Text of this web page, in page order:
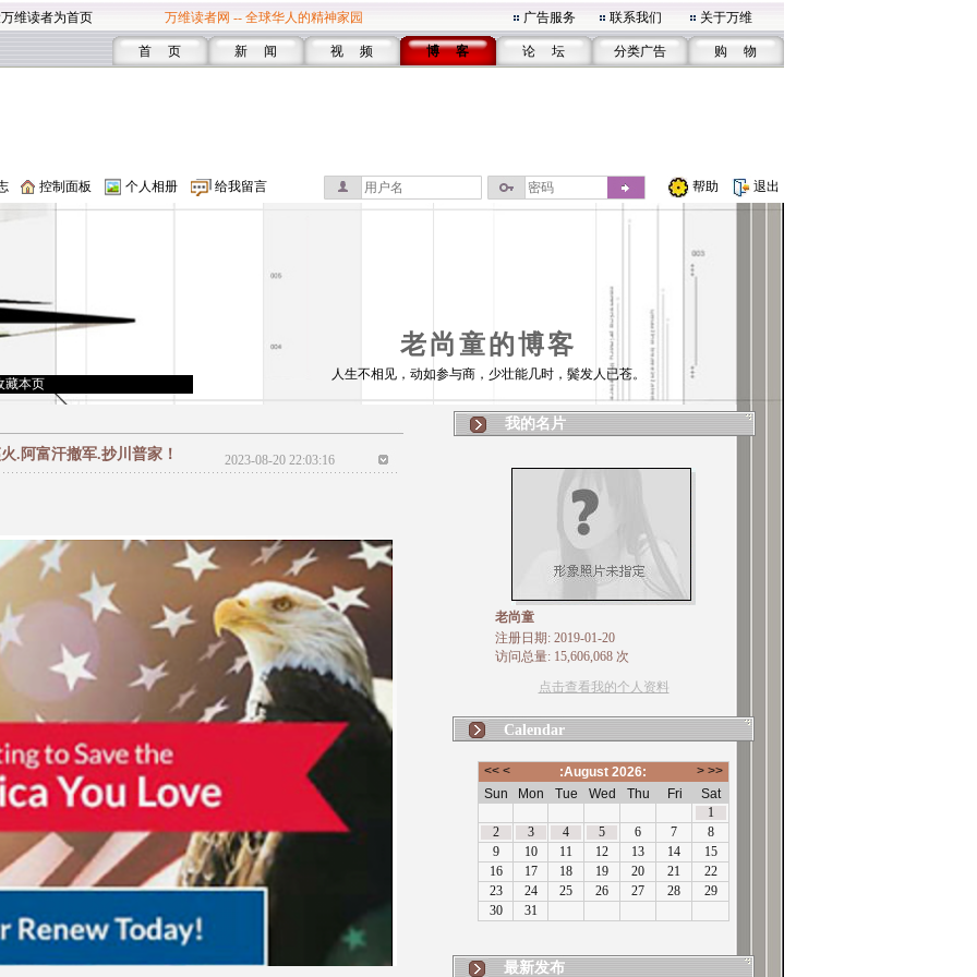
维读者为首页 万维读者网 -- 全球华人的精神家园 广告服务 联系我们 关于万维
首 页 新 闻 视 频 博 客 论 坛 分类广告 购 物
控制面板 个人相册 给我留言 帮助 退出
老尚童的博客
藏本页
人生不相见，动如参与商，少壮能几时，鬓发人已苍。
.阿富汗撤军.抄川普家！ 2023-08-20 22:03:16
我的名片
老尚童
注册日期: 2019-01-20
访问总量: 15,606,068 次
点击查看我的个人资料
Calendar
最新发布